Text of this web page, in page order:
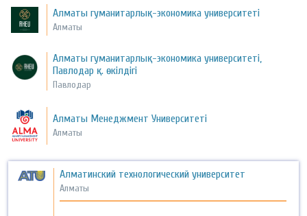
Алматы гуманитарлық-экономика университеті
Алматы
Алматы гуманитарлық-экономика университеті,
Павлодар қ. өкілдігі
Павлодар
Алматы Менеджмент Университеті
Алматы
Алматинский технологический университет
Алматы